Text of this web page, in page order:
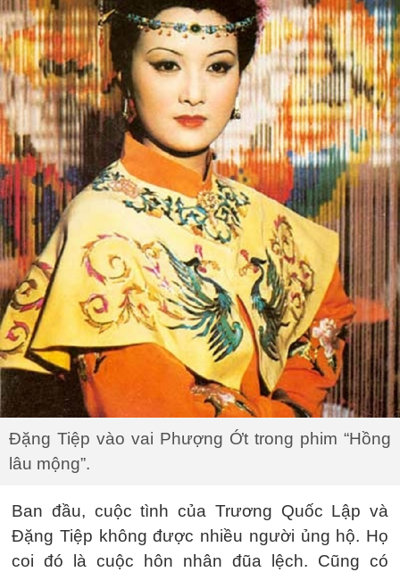
Đặng Tiệp vào vai Phượng Ớt trong phim “Hồng
lâu mộng”.
Ban đầu, cuộc tình của Trương Quốc Lập và
Đặng Tiệp không được nhiều người ủng hộ. Họ
coi đó là cuộc hôn nhân đũa lệch. Cũng có